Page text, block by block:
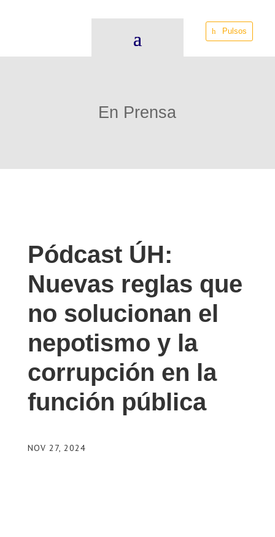
Pulsos
En Prensa
Pódcast ÚH:
Nuevas reglas que
no solucionan el
nepotismo y la
corrupción en la
función pública
NOV 27, 2024